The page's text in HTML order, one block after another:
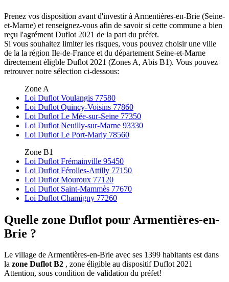
Prenez vos disposition avant d'investir à Armentières-en-Brie (Seine-
et-Marne) et renseignez-vous afin de savoir si cette commune a bien
reçu l'agrément Duflot 2021 de la part du préfet.
Si vous souhaitez limiter les risques, vous pouvez choisir une ville
de la la région Ile-de-France et du département Seine-et-Marne
directement éligble Duflot 2021 (Zones A, Abis B1). Vous pouvez
retrouver notre sélection ci-dessous:
Zone A
Loi Duflot Voulangis 77580
Loi Duflot Quincy-Voisins 77860
Loi Duflot Le Mée-sur-Seine 77350
Loi Duflot Neuilly-sur-Marne 93330
Loi Duflot Le Port-Marly 78560
Zone B1
Loi Duflot Frémainville 95450
Loi Duflot Férolles-Attilly 77150
Loi Duflot Mouroux 77120
Loi Duflot Saint-Mammès 77670
Loi Duflot Chamigny 77260
Quelle zone Duflot pour Armentières-en-
Brie ?
Le village de Armentières-en-Brie avec ses 1399 habitants est dans
la zone Duflot B2 , zone éligible au dispositif Duflot 2021
Attention, sous condition de validation du préfet!